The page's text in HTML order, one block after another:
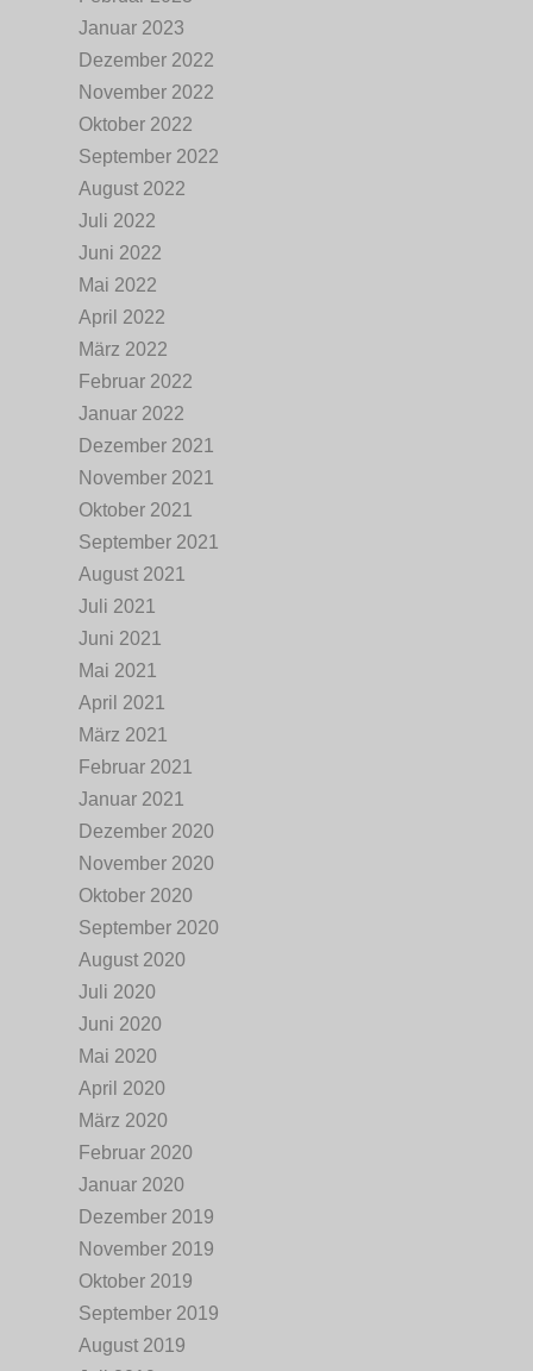
Januar 2023
Dezember 2022
November 2022
Oktober 2022
September 2022
August 2022
Juli 2022
Juni 2022
Mai 2022
April 2022
März 2022
Februar 2022
Januar 2022
Dezember 2021
November 2021
Oktober 2021
September 2021
August 2021
Juli 2021
Juni 2021
Mai 2021
April 2021
März 2021
Februar 2021
Januar 2021
Dezember 2020
November 2020
Oktober 2020
September 2020
August 2020
Juli 2020
Juni 2020
Mai 2020
April 2020
März 2020
Februar 2020
Januar 2020
Dezember 2019
November 2019
Oktober 2019
September 2019
August 2019